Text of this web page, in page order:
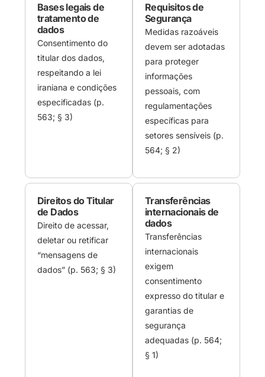
Bases legais de
tratamento de
dados
Consentimento do
titular dos dados,
respeitando a lei
iraniana e condições
especificadas (p.
563; § 3)
Requisitos de
Segurança
Medidas razoáveis
devem ser adotadas
para proteger
informações
pessoais, com
regulamentações
específicas para
setores sensíveis (p.
564; § 2)
Direitos do Titular
de Dados
Direito de acessar,
deletar ou retificar
“mensagens de
dados” (p. 563; § 3)
Transferências
internacionais de
dados
Transferências
internacionais
exigem
consentimento
expresso do titular e
garantias de
segurança
adequadas (p. 564;
§ 1)